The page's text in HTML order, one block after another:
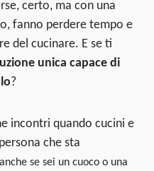
certo, ma con una
fanno perdere tempo e
del cucinare. E se ti
unica capace di
?
incontri quando cucini e
che sta
se sei un cuoco o una